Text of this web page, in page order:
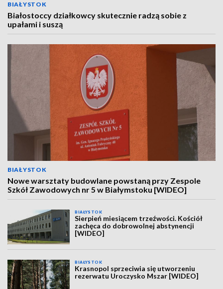
BIAŁYSTOK
Białostoccy działkowcy skutecznie radzą sobie z
upałami i suszą
BIAŁYSTOK
Nowe warsztaty budowlane powstaną przy Zespole
Szkół Zawodowych nr 5 w Białymstoku [WIDEO]
BIAŁYSTOK
Sierpień miesiącem trzeźwości. Kościół
zachęca do dobrowolnej abstynencji
[WIDEO]
BIAŁYSTOK
Krasnopol sprzeciwia się utworzeniu
rezerwatu Uroczysko Mszar [WIDEO]